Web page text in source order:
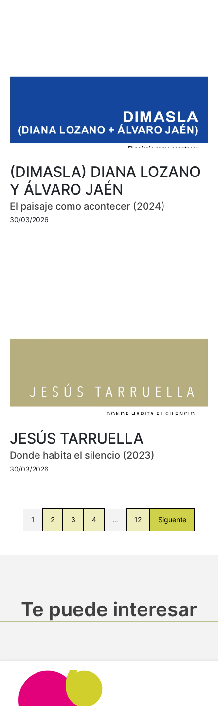
(DIMASLA) DIANA LOZANO
Y ÁLVARO JAÉN
El paisaje como acontecer (2024)
30/03/2026
JESÚS TARRUELLA
Donde habita el silencio (2023)
30/03/2026
1 2 3 4 … 12 Siguente
Te puede interesar